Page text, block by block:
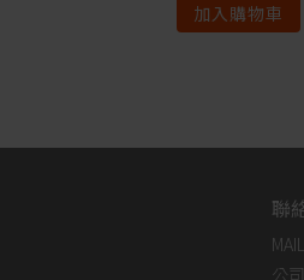
加入購物車
聯
公